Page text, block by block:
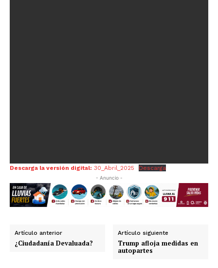
Descarga la versión digital: 30_Abril_2025 Descarga
- Anuncio -
Artículo anterior
¿Ciudadanía Devaluada?
Artículo siguiente
Trump afloja medidas en
autopartes